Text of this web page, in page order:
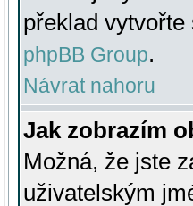
překlad
phpBB Group.
Návrat nahoru
Jak zobrazím
Možná, že jste
uživatelským